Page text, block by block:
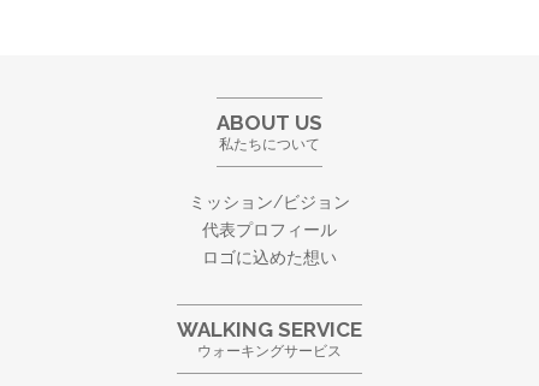
ABOUT US
私たちについて
ミッション/ビジョン
代表プロフィール
ロゴに込めた想い
WALKING SERVICE
ウォーキングサービス